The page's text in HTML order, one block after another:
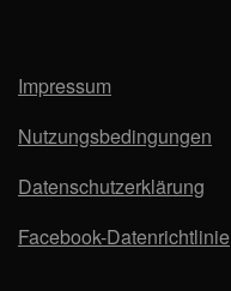
Impressum
Nutzungsbedingungen
Datenschutzerklärung
Facebook-Datenrichtlinie